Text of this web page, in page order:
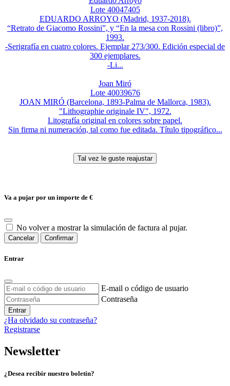
Lote 40047405
EDUARDO ARROYO (Madrid, 1937-2018).
“Retrato de Giacomo Rossini”, y “En la mesa con Rossini (libro)”,
1993.
-Serigrafía en cuatro colores. Ejemplar 273/300. Edición especial de
300 ejemplares.
-Li...
Joan Miró
Lote 40039676
JOAN MIRÓ (Barcelona, 1893-Palma de Mallorca, 1983).
"Lithographie originale IV", 1972.
Litografía original en colores sobre papel.
Sin firma ni numeración, tal como fue editada. Título tipográfico...
Va a pujar por un importe de €
No volver a mostrar la simulación de factura al pujar.
Cancelar Confirmar
Entrar
E-mail o código de usuario
Contraseña
Entrar
¿Ha olvidado su contraseña?
Registrarse
Newsletter
¿Desea recibir nuestro boletín?